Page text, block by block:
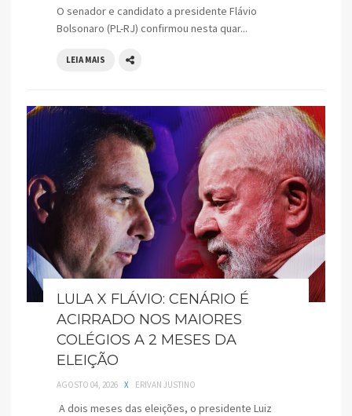
O senador e candidato a presidente Flávio
Bolsonaro (PL-RJ) confirmou nesta quar...
LEIA MAIS
LULA X FLÁVIO: CENÁRIO É
ACIRRADO NOS MAIORES
COLÉGIOS A 2 MESES DA
ELEIÇÃO
AGOSTO 04, 2026 X ERIVAN JUSTINO
A dois meses das eleições, o presidente Luiz